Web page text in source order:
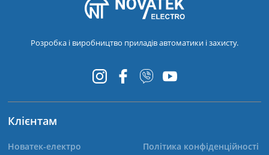
Розробка і виробництво приладів автоматики і захисту.
Клієнтам
Новатек-електро
Політика конфіденційності